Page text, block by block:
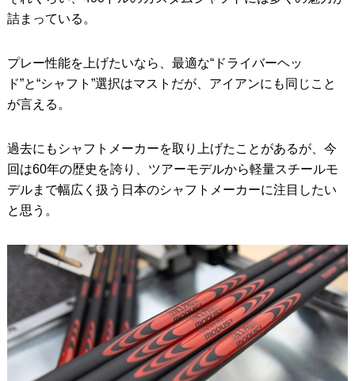
詰まっている。
プレー性能を上げたいなら、最適な“ドライバーヘッ
ド”と“シャフト”選択はマストだが、アイアンにも同じこと
が言える。
過去にもシャフトメーカーを取り上げたことがあるが、今
回は60年の歴史を誇り、ツアーモデルから軽量スチールモ
デルまで幅広く扱う日本のシャフトメーカーに注目したい
と思う。